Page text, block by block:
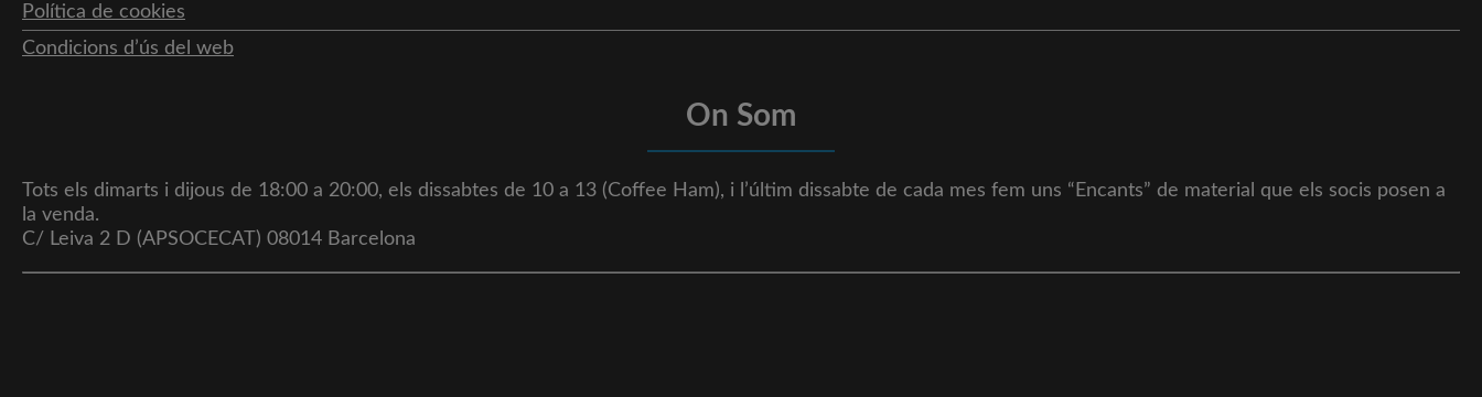
Política de cookies
Condicions d’ús del web
On Som
Tots els dimarts i dijous de 18:00 a 20:00, els dissabtes de 10 a 13 (Coffee Ham), i l’últim dissabte de cada mes fem uns “Encants” de material que els socis posen a
la venda.
C/ Leiva 2 D (APSOCECAT) 08014 Barcelona